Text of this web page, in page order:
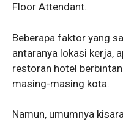
Floor Attendant.
Beberapa faktor yang
antaranya lokasi kerja,
restoran hotel
masing-masing kota.
Namun, umumnya